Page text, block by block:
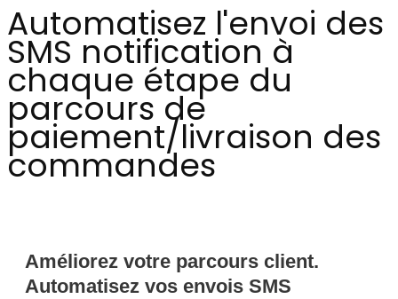
Automatisez l'envoi des
SMS notification à
chaque étape du
parcours de
paiement/livraison des
commandes
Améliorez votre parcours client.
Automatisez vos envois SMS